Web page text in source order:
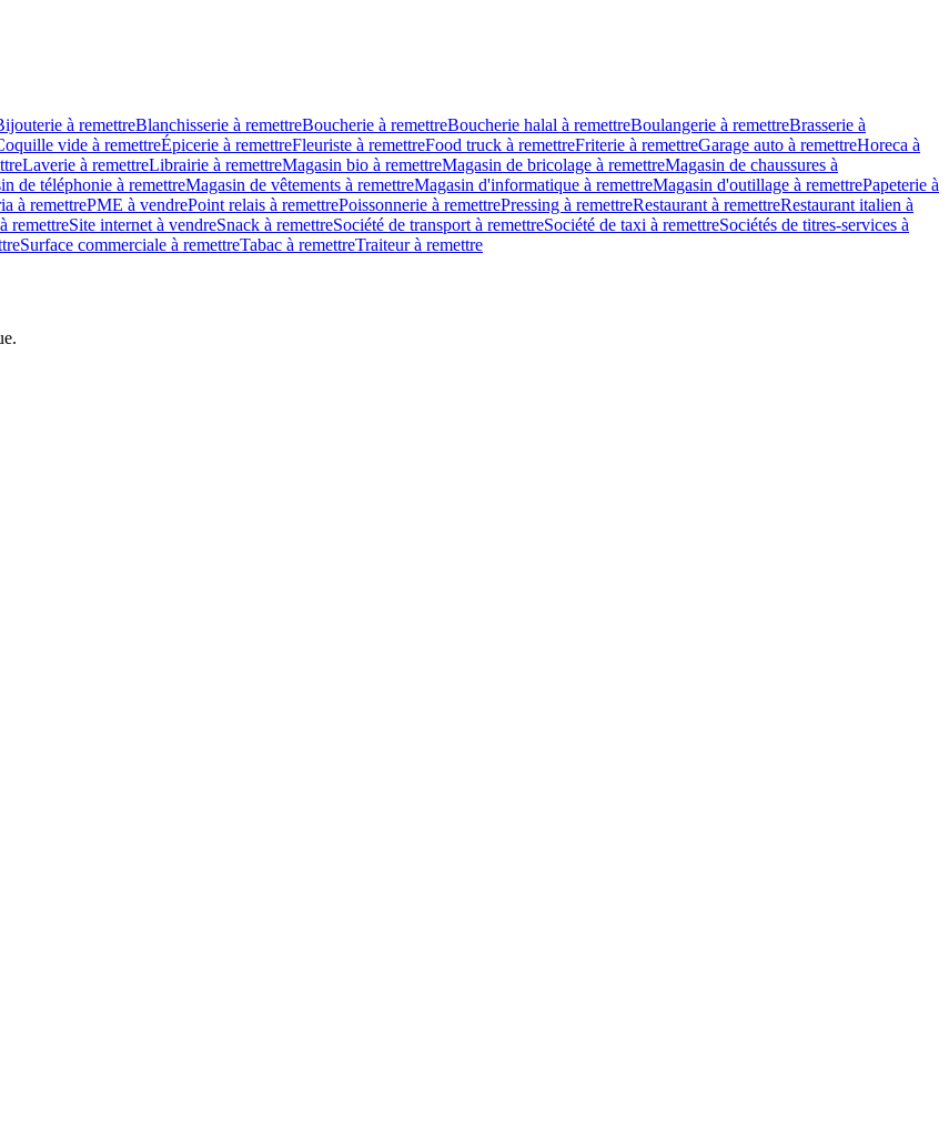
à remettreBlanchisserie à remettreBoucherie à remettreBoucherie halal à remettreBoulangerie à remettreBrasserie à
vide à remettreÉpicerie à remettreFleuriste à remettreFood truck à remettreFriterie à remettreGarage auto à remettreHoreca à
Laverie à remettreLibrairie à remettreMagasin bio à remettreMagasin de bricolage à remettreMagasin de chaussures à
de téléphonie à remettreMagasin de vêtements à remettreMagasin d'informatique à remettreMagasin d'outillage à remettrePapeterie à
à remettrePME à vendrePoint relais à remettrePoissonnerie à remettrePressing à remettreRestaurant à remettreRestaurant italien à
remettreSite internet à vendreSnack à remettreSociété de transport à remettreSociété de taxi à remettreSociétés de titres-services à
Surface commerciale à remettreTabac à remettreTraiteur à remettre